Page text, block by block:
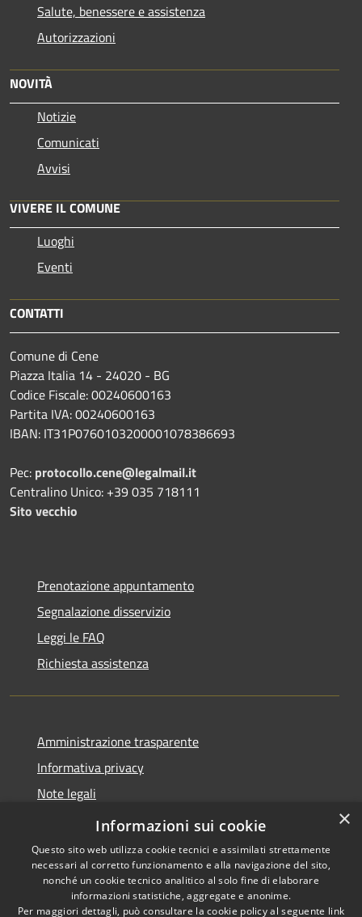
Salute, benessere e assistenza
Autorizzazioni
NOVITÀ
Notizie
Comunicati
Avvisi
VIVERE IL COMUNE
Luoghi
Eventi
CONTATTI
Comune di Cene
Piazza Italia 14 - 24020 - BG
Codice Fiscale: 00240600163
Partita IVA: 00240600163
IBAN: IT31P0760103200001078386693
Pec: protocollo.cene@legalmail.it
Centralino Unico: +39 035 718111
Sito vecchio
Prenotazione appuntamento
Segnalazione disservizio
Leggi le FAQ
Richiesta assistenza
Amministrazione trasparente
Informativa privacy
Note legali
Dichiarazione di accessibilità
Copyright © 2026 • Comune di
×
Informazioni sui cookie
Questo sito web utilizza cookie tecnici e assimilati strettamente
necessari al corretto funzionamento e alla navigazione del sito,
nonché un cookie tecnico analitico al solo fine di elaborare
informazioni statistiche, aggregate e anonime.
Per maggiori dettagli, può consultare la cookie policy al seguente link